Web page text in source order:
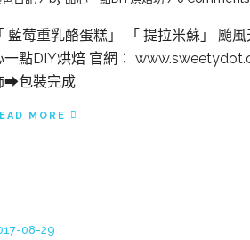
藍莓重乳酪蛋糕」 「 提拉米蘇」 颱
一點DIY烘焙 官網：
➡包裝完成
MORE
08-29